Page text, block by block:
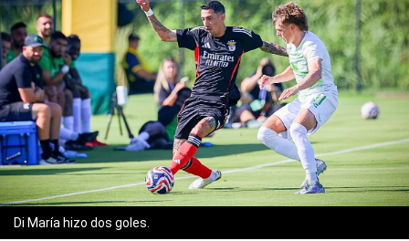
Di María hizo dos goles.